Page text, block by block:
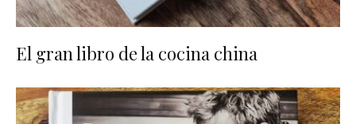
El gran libro de la cocina china